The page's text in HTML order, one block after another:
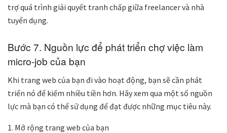
trợ quá trình giải quyết tranh chấp giữa freelancer và nhà
tuyển dụng.
Bước 7. Nguồn lực để phát triển chợ việc làm
micro-job của bạn
Khi trang web của bạn đi vào hoạt động, bạn sẽ cần phát
triển nó để kiếm nhiều tiền hơn. Hãy xem qua một số nguồn
lực mà bạn có thể sử dụng để đạt được những mục tiêu này.
1. Mở rộng trang web của bạn